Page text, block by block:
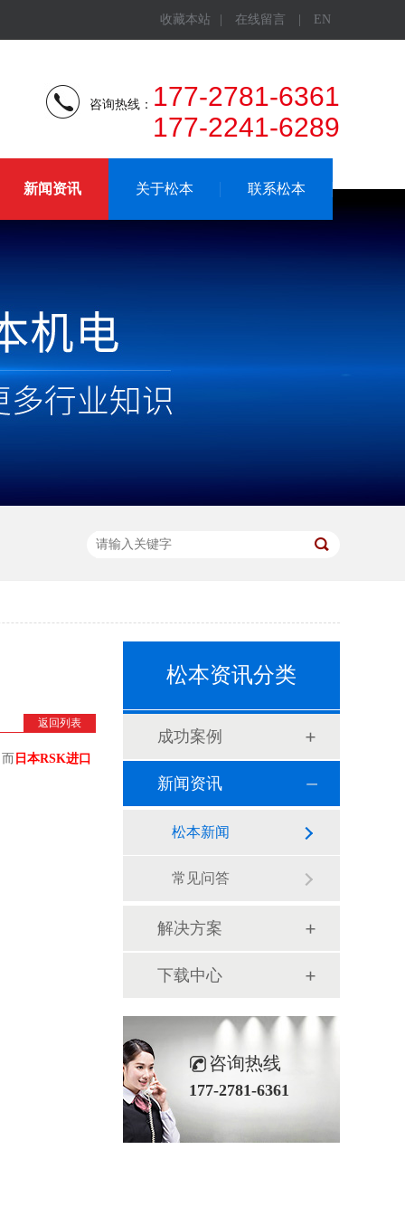
收藏本站 在线留言 EN
咨询热线： 177-2781-6361
177-2241-6289
新闻资讯 关于松本 联系松本
返回列表
日本RSK进口
松本资讯分类
成功案例
新闻资讯
松本新闻
常见问答
解决方案
下载中心
咨询热线
177-2781-6361